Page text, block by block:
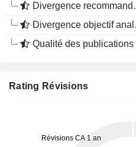
Divergence recommandations analystes
Divergence objectif analystes
Qualité des publications
Rating Révisions